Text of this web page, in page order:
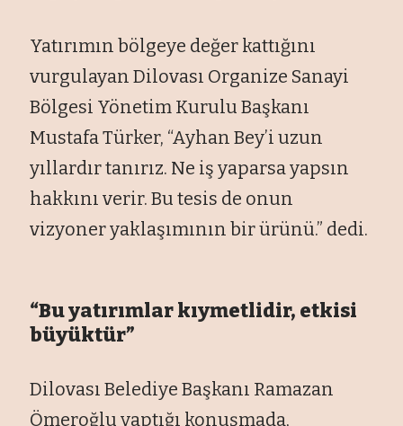
Yatırımın bölgeye değer kattığını
vurgulayan Dilovası Organize Sanayi
Bölgesi Yönetim Kurulu Başkanı
Mustafa Türker, “Ayhan Bey’i uzun
yıllardır tanırız. Ne iş yaparsa yapsın
hakkını verir. Bu tesis de onun
vizyoner yaklaşımının bir ürünü.” dedi.
“Bu yatırımlar kıymetlidir, etkisi
büyüktür”
Dilovası Belediye Başkanı Ramazan
Ömeroğlu yaptığı konuşmada,